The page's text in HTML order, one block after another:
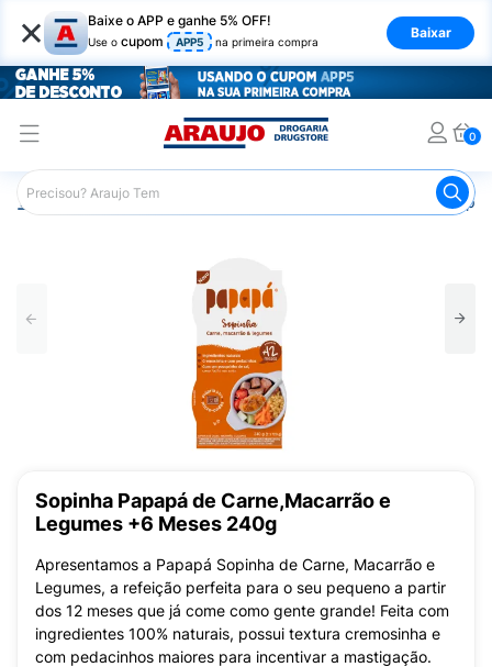
× Baixe o APP e ganhe 5% OFF!
Use o cupom APP5 na primeira compra
Baixar
0
Araujo Infantil
Sopinha Papapá de Carne,Macarrão e
Legumes +6 Meses 240g
Apresentamos a Papapá Sopinha de Carne, Macarrão e
Legumes, a refeição perfeita para o seu pequeno a partir
dos 12 meses que já come como gente grande! Feita com
ingredientes 100% naturais, possui textura cremosinha e
com pedacinhos maiores para incentivar a mastigação.